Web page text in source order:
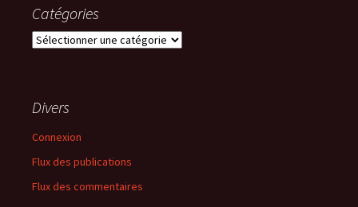
Catégories
Catégories
Divers
Connexion
Flux des publications
Flux des commentaires